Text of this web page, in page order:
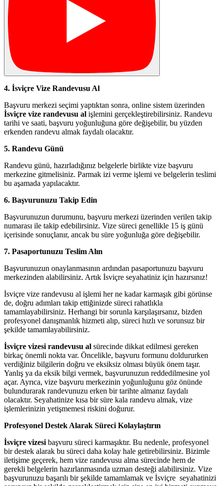
4. İsviçre Vize Randevusu Al
Başvuru merkezi seçimi yaptıktan sonra, online sistem üzerinden
İsviçre vize randevusu al işlemini gerçekleştirebilirsiniz. Randevu
tarihi ve saati, başvuru yoğunluğuna göre değişebilir, bu yüzden
erkenden randevu almak faydalı olacaktır.
5. Randevu Günü
Randevu günü, hazırladığınız belgelerle birlikte vize başvuru
merkezine gitmelisiniz. Parmak izi verme işlemi ve belgelerin teslimi
bu aşamada yapılacaktır.
6. Başvurunuzu Takip Edin
Başvurunuzun durumunu, başvuru merkezi üzerinden verilen takip
numarası ile takip edebilirsiniz. Vize süreci genellikle 15 iş günü
içerisinde sonuçlanır, ancak bu süre yoğunluğa göre değişebilir.
7. Pasaportunuzu Teslim Alın
Başvurunuzun onaylanmasının ardından pasaportunuzu başvuru
merkezinden alabilirsiniz. Artık İsviçre seyahatiniz için hazırsınız!
İsviçre vize randevusu al işlemi her ne kadar karmaşık gibi görünse
de, doğru adımları takip ettiğinizde süreci rahatlıkla
tamamlayabilirsiniz. Herhangi bir sorunla karşılaşırsanız, bizden
profesyonel danışmanlık hizmeti alıp, süreci hızlı ve sorunsuz bir
şekilde tamamlayabilirsiniz.
İsviçre vizesi randevusu al sürecinde dikkat edilmesi gereken
birkaç önemli nokta var. Öncelikle, başvuru formunu doldururken
verdiğiniz bilgilerin doğru ve eksiksiz olması büyük önem taşır.
Yanlış ya da eksik bilgi vermek, başvurunuzun reddedilmesine yol
açar. Ayrıca, vize başvuru merkezinin yoğunluğunu göz önünde
bulundurarak randevunuzu erken bir tarihte almanız faydalı
olacaktır. Seyahatinize kısa bir süre kala randevu almak, vize
işlemlerinizin yetişmemesi riskini doğurur.
Profesyonel Destek Alarak Süreci Kolaylaştırın
İsviçre vizesibaşvuru süreci karmaşıktır. Bu nedenle, profesyonel
bir destek alarak bu süreci daha kolay hale getirebilirsiniz. Bizimle
iletişime geçerek, hem vize randevusu alma sürecinde hem de
gerekli belgelerin hazırlanmasında uzman desteği alabilirsiniz. Vize
başvurunuzu başarılı bir şekilde tamamlamak ve İsviçre seyahatinizi